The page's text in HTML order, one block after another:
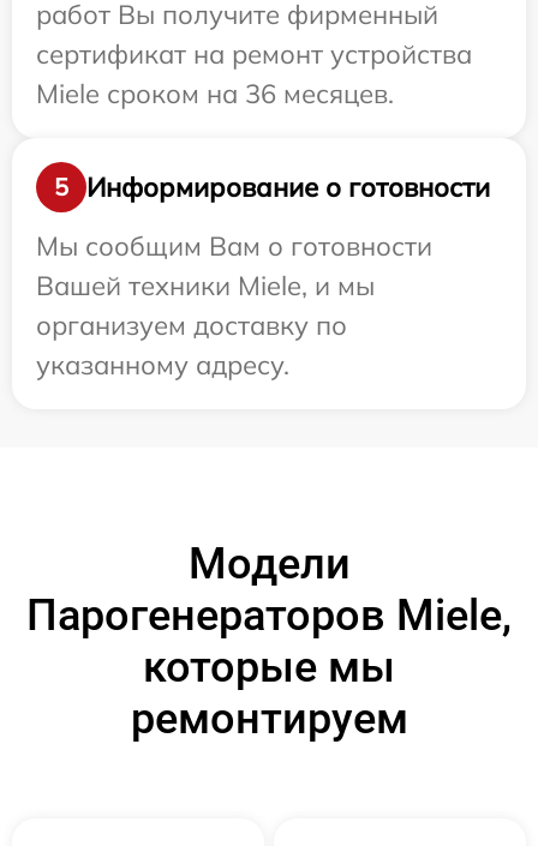
работ Вы получите фирменный
сертификат на ремонт устройства
Miele сроком на 36 месяцев.
5
Информирование о готовности
Мы сообщим Вам о готовности
Вашей техники Miele, и мы
организуем доставку по
указанному адресу.
Модели
Парогенераторов Miele,
которые мы
ремонтируем